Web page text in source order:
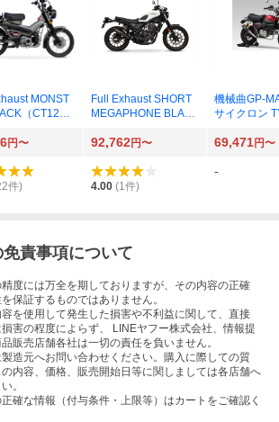
MONST
（CT125 2
00（ブ
Full Exhaust SHORT
MEGAPHONE BLAC
C57）01810-H01W6-
機械曲GP-
サイクロン
政府認証 カ
J-JB05/8BJ-
円〜 92,762円〜 69,471円〜
件) 4.00 (1件)
-
責事項について
度には万全を期しておりますが、その内容の正確
保証するものではありません。
を使用して発生した損害や不利益に関して、直接
害の程度によらず、 LINEヤフー株式会社、情報提
販売店舗各社は一切の責任を負いません。
造元へお問い合わせください。購入に際しての質
内容、価格、販売開始日等に関しましては各店舗へ
。
確な情報（付与条件・上限等）はカートをご確認く